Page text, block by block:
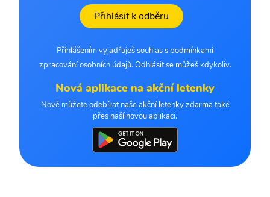
Přihlásit k odběru
Přihlášením vyjadřuješ souhlas s podmínkami
zpracování osobních údajů. Odhlásit se můžeš kdykoliv.
Nová aplikace na akční letenky
Nově můžete odebírat naše akční letenky zdarma také
přes naší novou aplikaci.